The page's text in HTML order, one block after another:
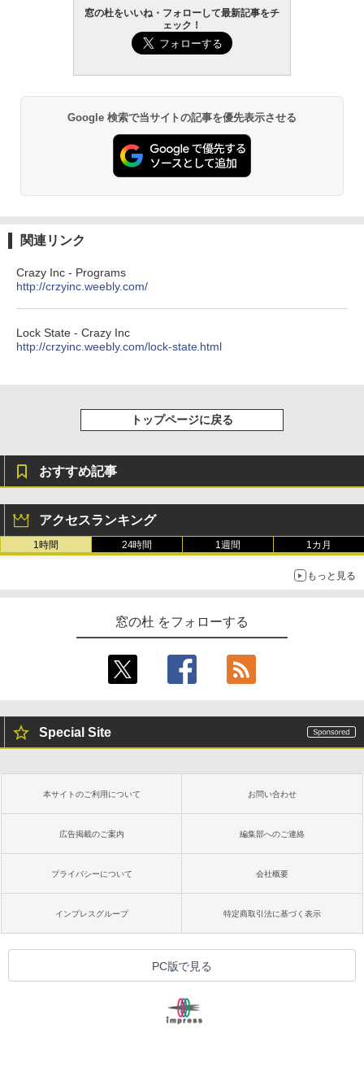
￥1,292
方 マニュアル AI副業にもコンテンツ作成
めのAIコーディング入門シリーズ
￥99
AIイラスト表現辞典: 思い通りの絵を引き
ション (32GB) 7インチディスプレイ、明
るさ自動調整、色調調節ライト、12週間
持続バッテリー、広告なし、メタリック
ブラック
￥27,980
Amazon Kindle Paperwhite (16GB) 7イ
ンチディスプレイ、色調調節ライト、12
週間持続バッテリー、広告なし、ブラッ
ク
￥22,980
テリー、広告無し、ブラック (2025年発
整、色調調節ライト、プレミアムペン付
き、グラファイト
窓の杜をいいね・フォローして最新記事をチ
ェック！
Google 検索で当サイトの記事を優先表示させる
関連リンク
Crazy Inc - Programs
http://crzyinc.weebly.com/
Lock State - Crazy Inc
http://crzyinc.weebly.com/lock-state.html
トップページに戻る
おすすめ記事
アクセスランキング
1時間 24時間 1週間 1カ月
もっと見る
窓の杜 をフォローする
Special Site
本サイトのご利用について お問い合わせ
広告掲載のご案内 編集部へのご連絡
プライバシーについて 会社概要
インプレスグループ 特定商取引法に基づく表示
PC版で見る